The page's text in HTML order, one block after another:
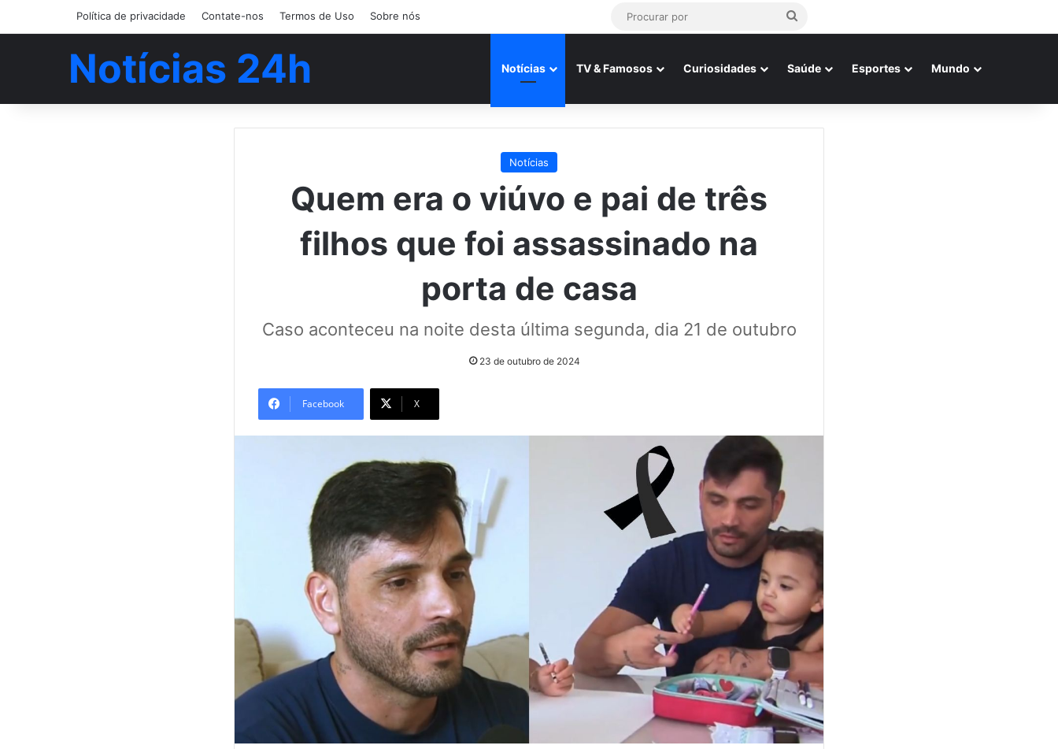
Política de privacidade Contate-nos Termos de Uso Sobre nós
Procurar
Notícias 24h Notícias TV & Famosos Curiosidades Saúde Esportes Mundo
Notícias
Quem era o viúvo e pai de três
filhos que foi assassinado na
porta de casa
Caso aconteceu na noite desta última segunda, dia 21 de outubro
23 de outubro de 2024
Facebook X